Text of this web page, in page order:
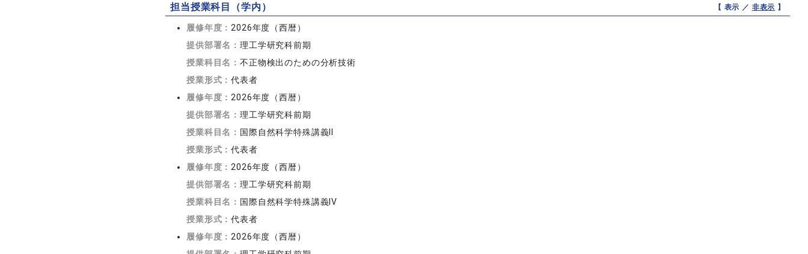
担当授業科目（学内） 【 表示 ／ 非表示 】
履修年度： 2026年度（西暦）
提供部署名：理工学研究科前期
授業科目名：不正物検出のための分析技術
授業形式：代表者
履修年度： 2026年度（西暦）
提供部署名：理工学研究科前期
授業科目名： 国際自然科学特殊講義II
授業形式：代表者
履修年度： 2026年度（西暦）
提供部署名：理工学研究科前期
授業科目名： 国際自然科学特殊講義IV
授業形式：代表者
履修年度： 2026年度（西暦）